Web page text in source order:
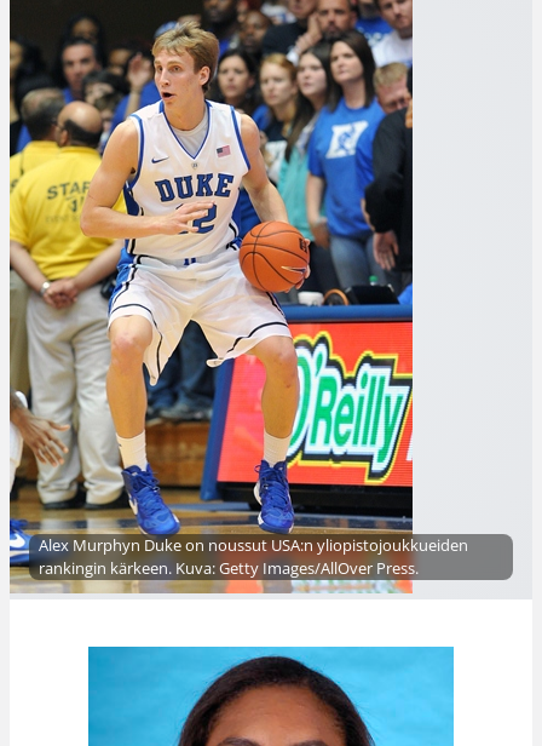
Alex Murphyn Duke on noussut USA:n yliopistojoukkueiden
rankingin kärkeen. Kuva: Getty Images/AllOver Press.